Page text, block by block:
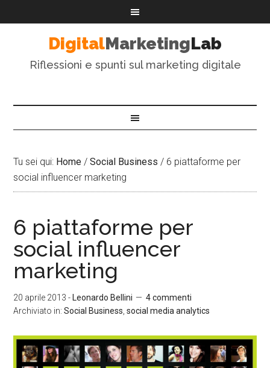
DigitalMarketingLab
Riflessioni e spunti sul marketing digitale
Tu sei qui: Home / Social Business / 6 piattaforme per
social influencer marketing
6 piattaforme per
social influencer
marketing
20 aprile 2013 - Leonardo Bellini
4 commenti
Archiviato in:Social Business ,social media analytics